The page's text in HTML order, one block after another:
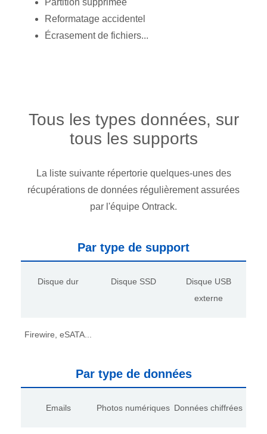
Partition supprimée
Reformatage accidentel
Écrasement de fichiers...
Tous les types données, sur
tous les supports
La liste suivante répertorie quelques-unes des
récupérations de données régulièrement assurées
par l'équipe Ontrack.
Par type de support
Disque dur Disque SSD
Disque USB
externe
Firewire, eSATA...
Par type de données
Emails Photos numériques Données chiffrées